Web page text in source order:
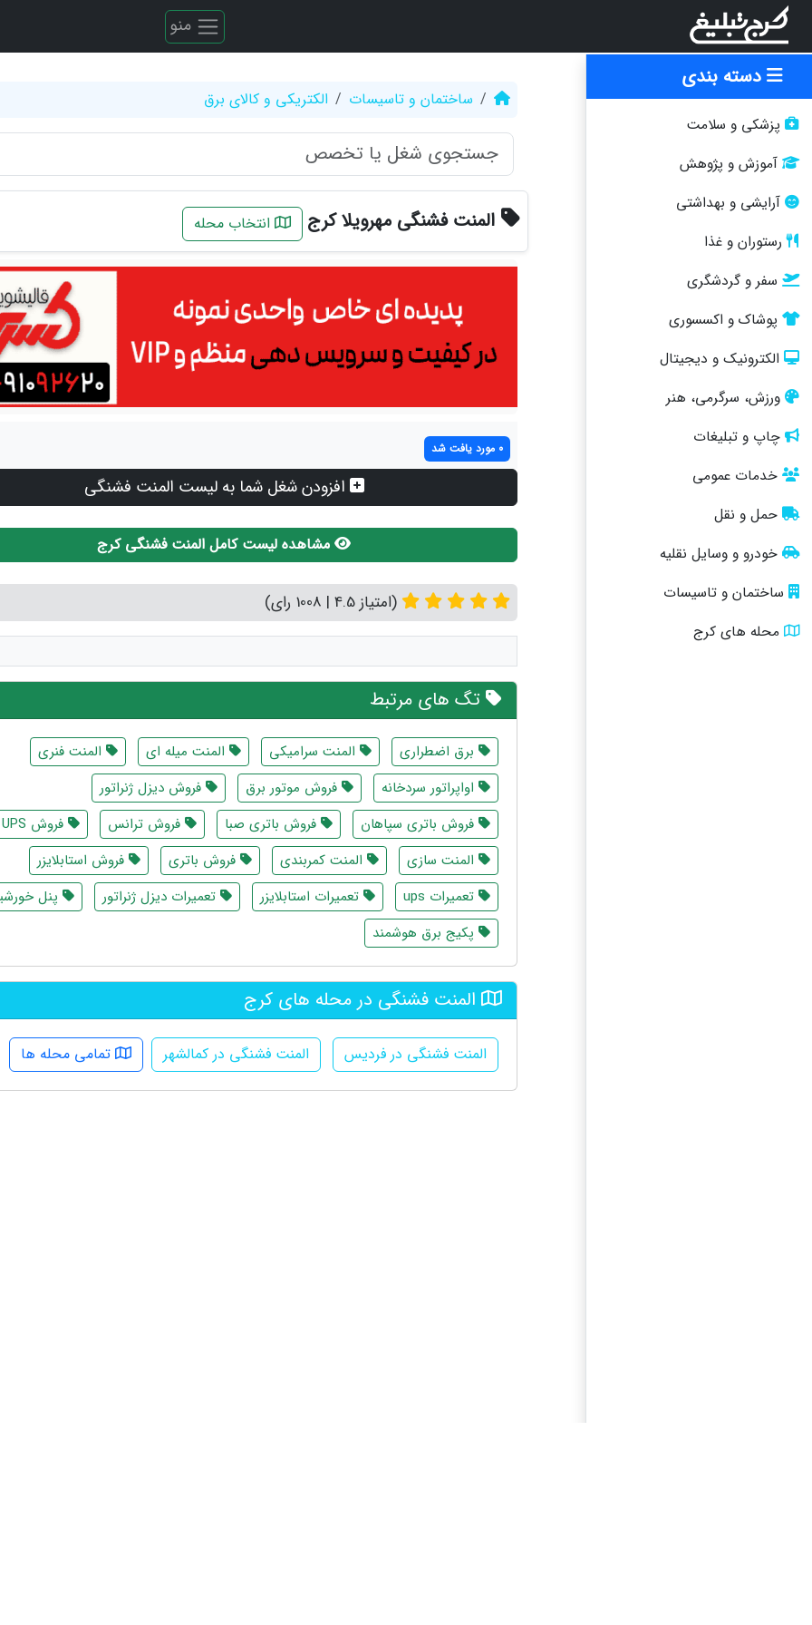
منو
دسته بندی
پزشکی و سلامت
آموزش و پژوهش
آرایشی و بهداشتی
رستوران و غذا
سفر و گردشگری
پوشاک و اکسسوری
الکترونیک و دیجیتال
ورزش، سرگرمی، هنر
چاپ و تبلیغات
خدمات عمومی
حمل و نقل
خودرو و وسایل نقلیه
ساختمان و تاسیسات
محله های کرج
ساختمان و تاسیسات الکتریکی و کالای برق
المنت فشنگی مهرویلا کرج انتخاب محله
0 مورد یافت شد
افزودن شغل شما به لیست المنت فشنگی
مشاهده لیست کامل المنت فشنگی کرج
(امتیاز 4.5 | 1008 رای)
تگ های مرتبط
برق اضطراری المنت سرامیکی المنت میله ای
المنت فنری
اواپراتور سردخانه
فروش موتور برق
فروش دیزل ژنراتور
فروش باتری سپاهان
فروش باتری صبا فروش ترانس
فروش UPS
المنت سازی
المنت کمربندی فروش باتری
فروش استابلایزر
تعمیرات ups
تعمیرات استابلایزر تعمیرات دیزل ژنراتور
پنل
پکیج برق هوشمند
المنت فشنگی در محله های کرج
المنت فشنگی در فردیس المنت فشنگی در کمالشهر تمامی محله ها